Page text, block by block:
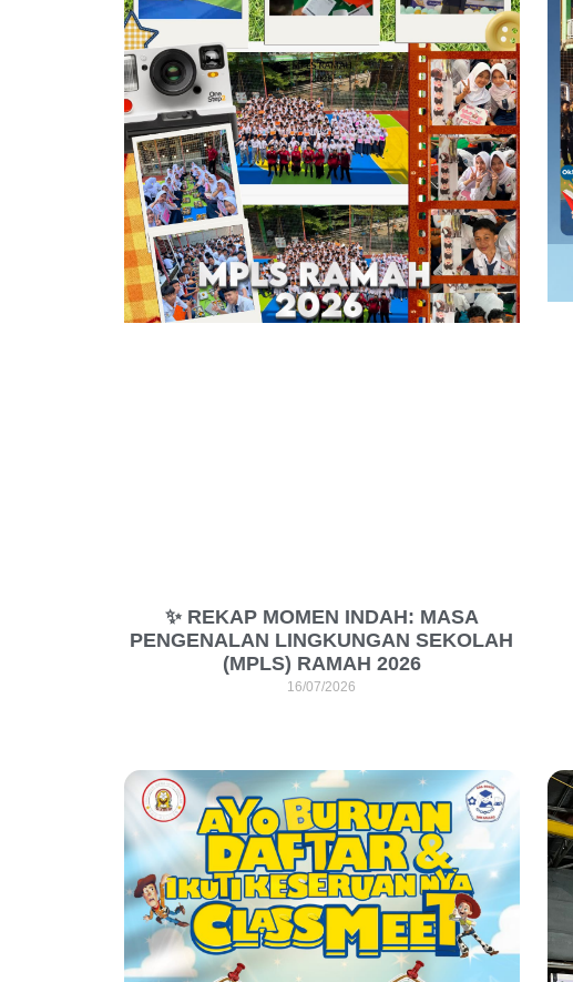
✨ REKAP MOMEN INDAH: MASA
PENGENALAN LINGKUNGAN SEKOLAH
(MPLS) RAMAH 2026
16/07/2026